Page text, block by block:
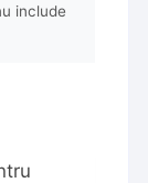
include